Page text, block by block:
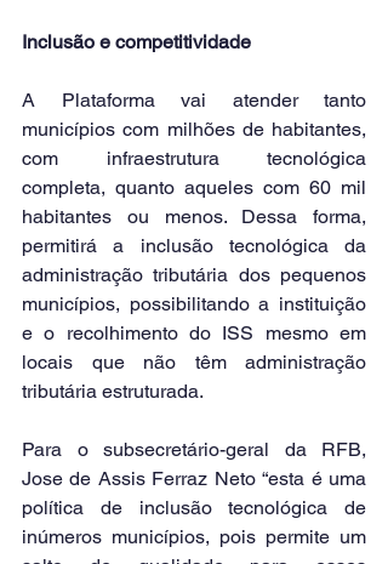
Inclusão e competitividade
A Plataforma vai atender tanto
municípios com milhões de habitantes,
com infraestrutura tecnológica
completa, quanto aqueles com 60 mil
habitantes ou menos. Dessa forma,
permitirá a inclusão tecnológica da
administração tributária dos pequenos
municípios, possibilitando a instituição
e o recolhimento do ISS mesmo em
locais que não têm administração
tributária estruturada.
Para o subsecretário-geral da RFB,
Jose de Assis Ferraz Neto “esta é uma
política de inclusão tecnológica de
inúmeros municípios, pois permite um